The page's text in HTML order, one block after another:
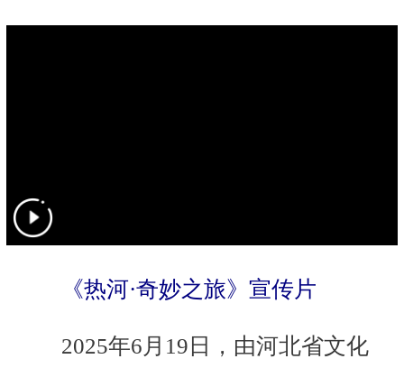
《热河·奇妙之旅》宣传片
2025年6月19日，由河北省文化